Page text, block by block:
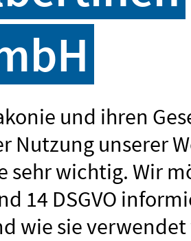
und ihren
Nutzung unserer
wichtig. Wir
14 DSGVO
wie sie